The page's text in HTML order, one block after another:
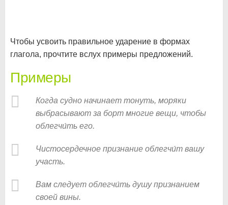
Чтобы усвоить правильное ударение в формах
глагола, прочтите вслух примеры предложений.
Примеры
Когда судно начинает тонуть, моряки
выбрасывают за борт многие вещи, чтобы
облегчи́ть его.
Чистосердечное признание облегчи́т вашу
участь.
Вам следует облегчи́ть душу признанием
своей вины.